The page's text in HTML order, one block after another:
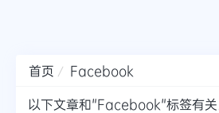
首页
Facebook
以下文章和"Facebook"标签有关